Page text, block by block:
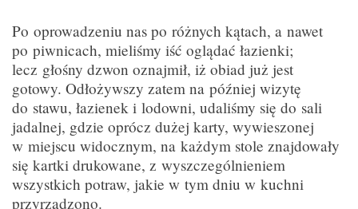
Po oprowadzeniu nas po różnych kątach, a nawet
po piwnicach, mieliśmy iść oglądać łazienki;
lecz głośny dzwon oznajmił, iż obiad już jest
gotowy. Odłożywszy zatem na później wizytę
do stawu, łazienek i lodowni, udaliśmy się do sali
jadalnej, gdzie oprócz dużej karty, wywieszonej
w miejscu widocznym, na każdym stole znajdowały
się kartki drukowane, z wyszczególnieniem
wszystkich potraw, jakie w tym dniu w kuchni
przyrządzono.